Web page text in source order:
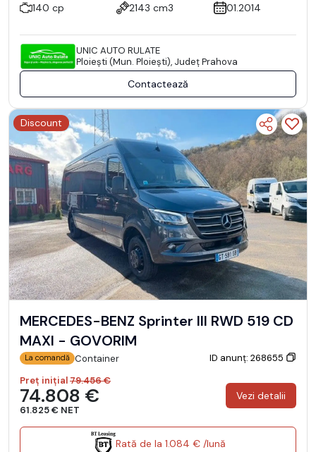
140 cp
2143 cm3 01.2014
UNIC AUTO RULATE
Ploieşti (Mun. Ploieşti), Județ Prahova
Contactează
Discount
MERCEDES-BENZ Sprinter III RWD 519 CD
MAXI - GOVORIM
La comandă Container
ID anunț: 268655
Preț inițial79.456 €
74.808 €
61.825 € NET
Vezi detalii
Rată de la 1.084 € /lună